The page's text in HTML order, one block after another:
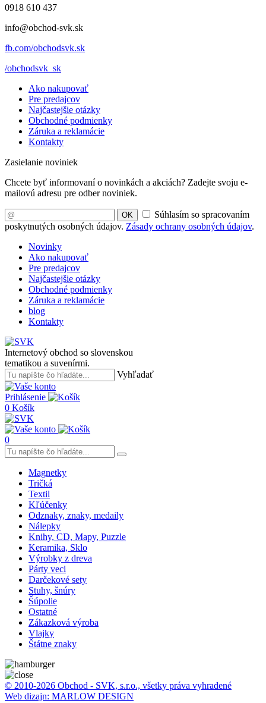
0918 610 437
info@obchod-svk.sk
fb.com/obchodsvk.sk
/obchodsvk_sk
Ako nakupovať
Pre predajcov
Najčastejšie otázky
Obchodné podmienky
Záruka a reklamácie
Kontakty
Zasielanie noviniek
Chcete byť informovaní o novinkách a akciách? Zadejte svoju e-
mailovú adresu pre odber noviniek.
OK
Súhlasím so spracovaním
poskytnutých osobných údajov. Zásady ochrany osobných údajov.
Novinky
Ako nakupovať
Pre predajcov
Najčastejšie otázky
Obchodné podmienky
Záruka a reklamácie
blog
Kontakty
Internetový obchod so slovenskou
tematikou a suvenírmi.
Vyhľadať
Prihlásenie
0 Košík
0
Magnetky
Tričká
Textil
Kľúčenky
Odznaky, znaky, medaily
Nálepky
Knihy, CD, Mapy, Puzzle
Keramika, Sklo
Výrobky z dreva
Párty veci
Darčekové sety
Stuhy, šnúry
Šúpolie
Ostatné
Zákazková výroba
Vlajky
Štátne znaky
© 2010-2026 Obchod - SVK, s.r.o., všetky práva vyhradené
Web dizajn: MARLOW DESIGN